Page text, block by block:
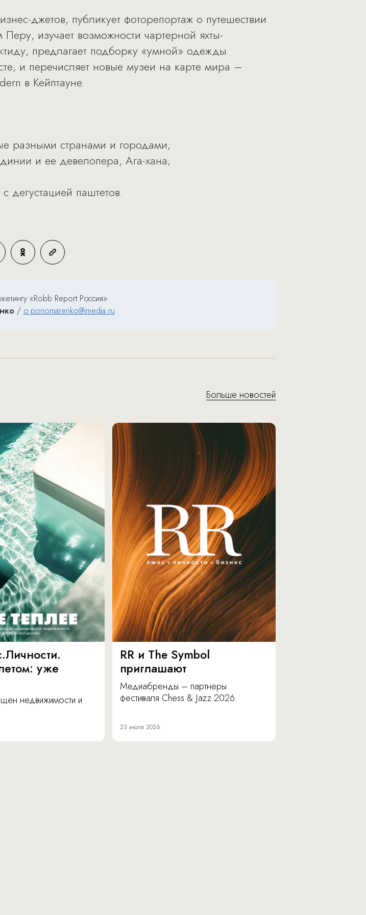
джетов, публикует фоторепортаж о путешествии
изучает возможности чартерной яхты-
предлагает подборку «умной» одежды
и перечисляет новые музеи на карте мира –
в Кейптауне.
разными странами и городами;
и ее девелопера, Ага-хана;
паштетов.
«Robb Report Россия»
/ o.ponomarenko@imedia.ru
Больше новостей
уже
недвижимости и
RR и The Symbol
приглашают
Медиабренды – партнеры
фестиваля Chess & Jazz 2026.
23 июля 2026